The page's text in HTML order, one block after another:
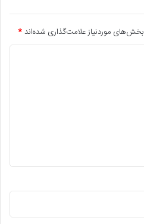
بخش‌های موردنیاز علامت‌گذاری شده‌اند*